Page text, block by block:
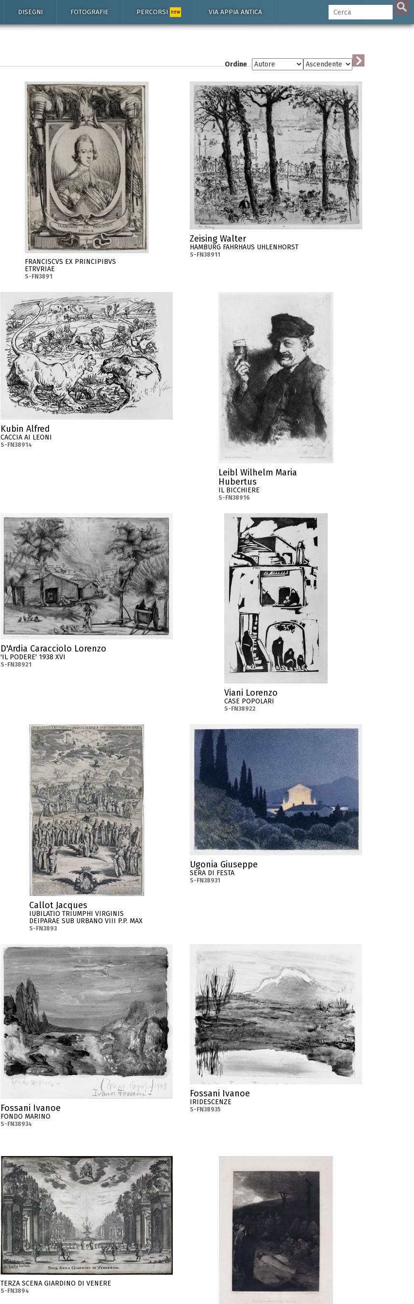
DISEGNI FOTOGRAFIE PERCORSI new VIA APPIA ANTICA
Ordine
FRANCISCVS EX PRINCIPIBVS
ETRVRIAE
S-FN3891
Zeising Walter
HAMBURG FAHRHAUS UHLENHORST
S-FN38911
Kubin Alfred
CACCIA AI LEONI
S-FN38914
Leibl Wilhelm Maria
Hubertus
IL BICCHIERE
S-FN38916
D'Ardia Caracciolo Lorenzo
'IL PODERE' 1938 XVI
S-FN38921
Viani Lorenzo
CASE POPOLARI
S-FN38922
Callot Jacques
IUBILATIO TRIUMPHI VIRGINIS
DEIPARAE SUB URBANO VIII P.P. MAX
S-FN3893
Ugonia Giuseppe
SERA DI FESTA
S-FN38931
Fossani Ivanoe
FONDO MARINO
S-FN38934
Fossani Ivanoe
IRIDESCENZE
S-FN38935
TERZA SCENA GIARDINO DI VENERE
S-FN3894